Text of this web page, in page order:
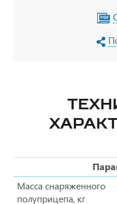
Масса снаряженного
полуприцепа, кг